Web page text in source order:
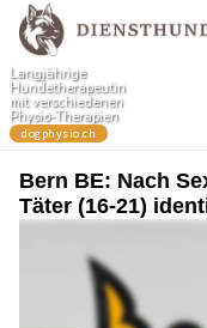
Bern BE: Nach
Täter (16-21)